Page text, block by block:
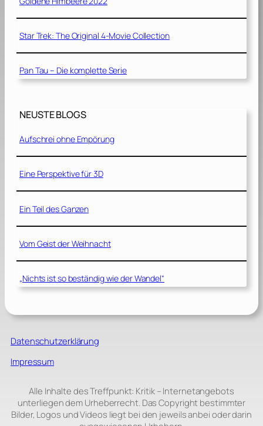
Star Trek: The Original 4-Movie Collection
Pan Tau – Die komplette Serie
NEUSTE BLOGS
Aufschrei ohne Empörung
Eine Perspektive für 3D
Ein Teil des Ganzen
Vom Geist der Weihnacht
„Nichts ist so beständig wie der Wandel“
Datenschutzerklärung
Impressum
Alle Inhalte des Treffpunkt: Kritik – Internetangebots
unterliegen dem Urheberrecht. Das Copyright bestimmter
Bilder, Logos und Videos liegt bei den jeweils anbei oder darin